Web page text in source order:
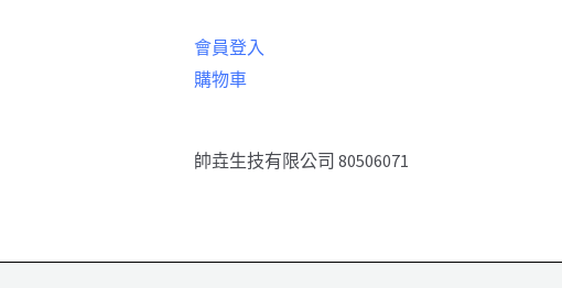
會員登入
購物車
帥垚生技有限公司 80506071